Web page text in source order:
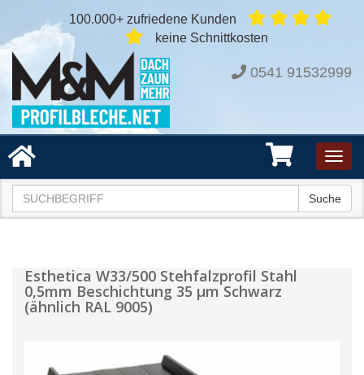
100.000+ zufriedene Kunden
keine Schnittkosten
0541 91532999
Suche
Esthetica W33/500 Stehfalzprofil Stahl
0,5mm Beschichtung 35 µm Schwarz
(ähnlich RAL 9005)